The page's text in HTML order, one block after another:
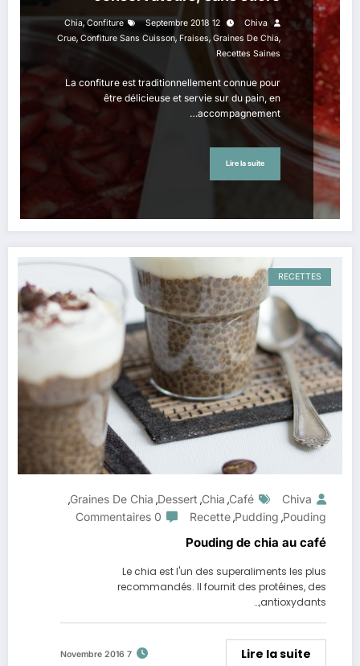
raffiné en seulement 15 minutes
Chiva
12 Septembre 2018
Chia,Confiture
Crue, Confiture Sans Cuisson, Fraises, Graines De Chia,
Recettes Saines
La confiture est traditionnellement connue pour
être délicieuse et servie sur du pain, en
accompagnement…
Lire la suite
RECETTES
Chiva
Café
,
Chia
,
Dessert
,
Graines De Chia
,
Pouding
,
Pudding
,
Recette
0 Commentaires
Pouding de chia au café
Le chia est l'un des superaliments les plus
recommandés. Il fournit des protéines, des
antioxydants,…
Lire la suite
7 Novembre 2016